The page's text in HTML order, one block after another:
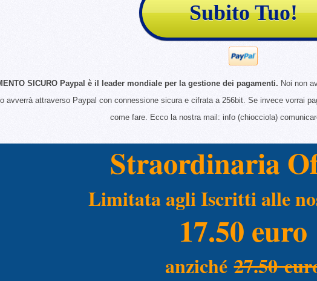
Subito Tuo!
SICURO Paypal è il leader mondiale per la gestione dei pagamenti. Noi non
avverrà attraverso Paypal con connessione sicura e cifrata a 256bit. Se invece vorrai
come fare. Ecco la nostra mail: info (chiocciola)
Straordinaria
Limitata agli Iscritti alle
17.50 euro
anziché27.50